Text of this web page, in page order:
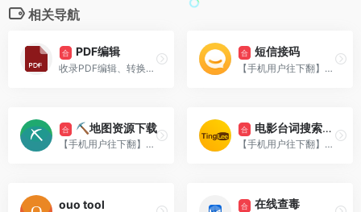
相关导航
合 PDF编辑
收录PDF编辑、转换、切割等功能的工具
合 短信接码
【手机用户往下翻】有时候为了保证自己的隐私，需要其他手机号码或者邮箱注册账号，就可以通过下方的接码网站来实现，在线接收验证码，用完即走。
合 ⛏地图资源下载
【手机用户往下翻】提供全国各省市地图世界各国地图查询，已经更新为最新的地图版本。
合 电影台词搜索+拼接
【手机用户往下翻】电影台词搜索+拼接工具合集
ouo tool 合 在线查毒